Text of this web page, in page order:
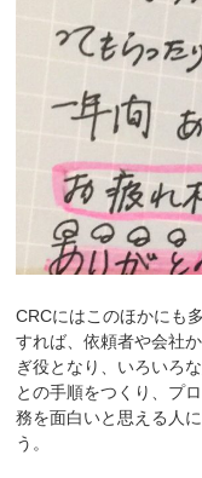
CRCにはこのほかにも
すれば、依頼者や会社
ぎ役となり、いろいろ
との手順をつくり、プ
務を面白いと思える人
う。